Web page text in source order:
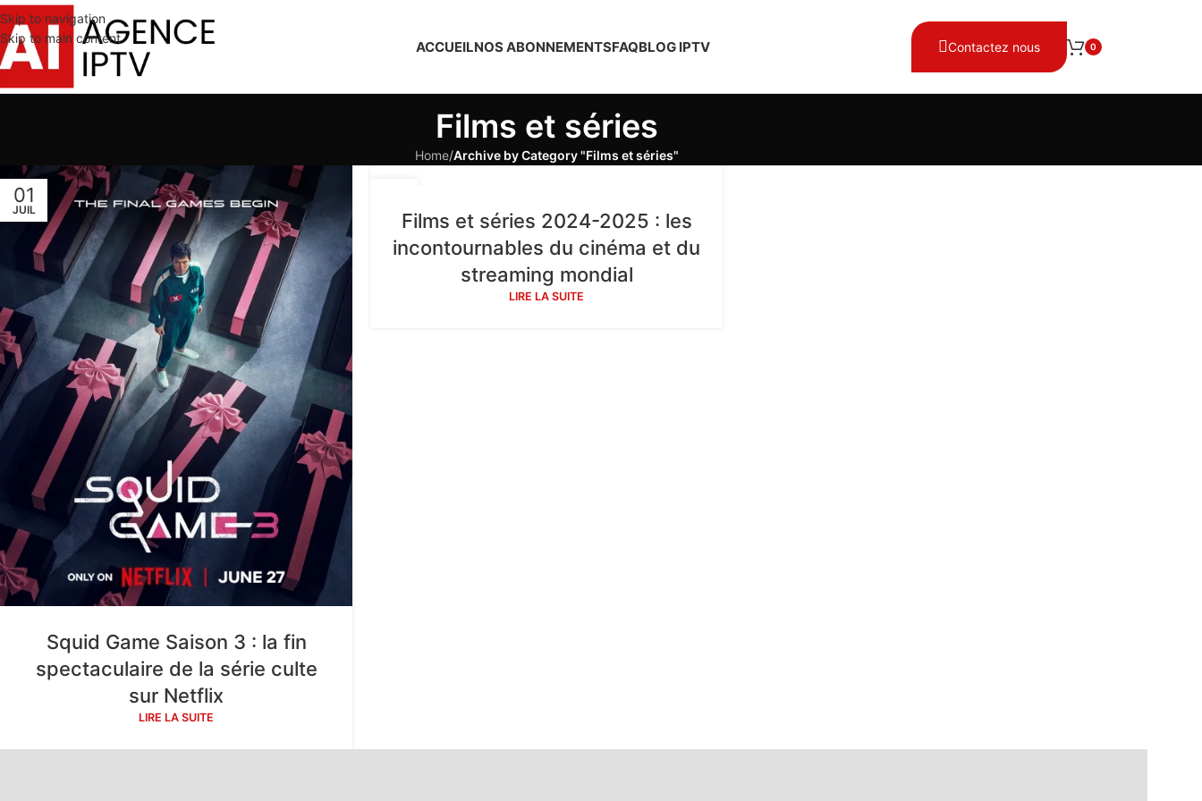
Skip to navigation
Skip to main content
ACCUEILNOS ABONNEMENTSFAQBLOG IPTV Contactez nous 0
Films et séries
Home/Archive by Category "Films et séries"
01
JUIL
Squid Game Saison 3 : la fin
spectaculaire de la série culte
sur Netflix
LIRE LA SUITE
Films et séries 2024-2025 : les
incontournables du cinéma et du
streaming mondial
LIRE LA SUITE